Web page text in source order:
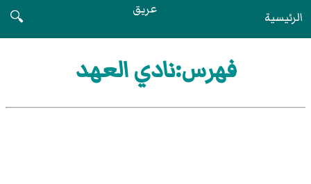
الرئيسية عريق
🔍
فهرس:نادي العهد